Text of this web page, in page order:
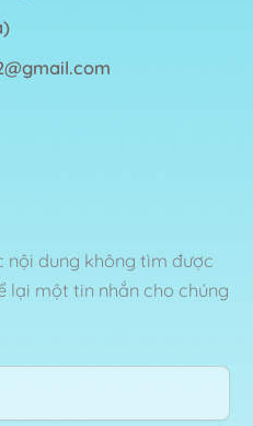
nội dung không tìm được
lại một tin nhắn cho chúng